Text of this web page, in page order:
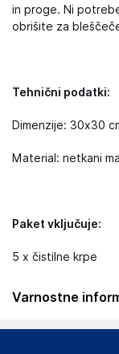
in proge. Ni
obrišite za
Tehnični podatki:
Dimenzije: 30x30
Material: netkani
Paket vključuje:
5 x čistilne krpe
Varnostne
Da bi se izognili